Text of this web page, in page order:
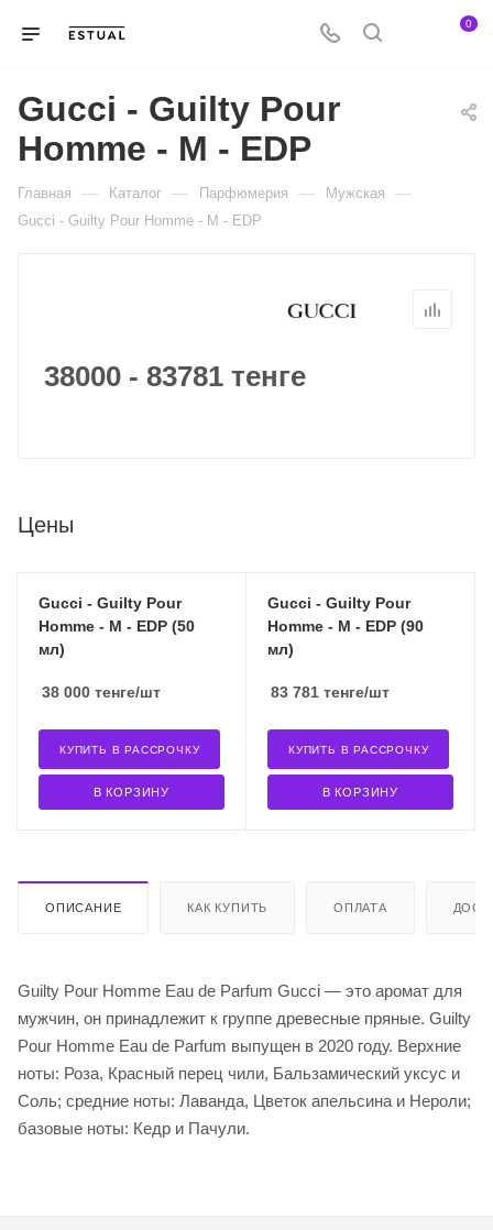
0
Gucci - Guilty Pour
Homme - M - EDP
Главная — Каталог — Парфюмерия — Мужская —
Gucci - Guilty Pour Homme - M - EDP
38000 - 83781 тенге
Цены
Gucci - Guilty Pour
Homme - M - EDP (50
мл)
38 000 тенге/шт
В КОРЗИНУ
КУПИТЬ В РАССРОЧКУ
Gucci - Guilty Pour
Homme - M - EDP (90
мл)
83 781 тенге/шт
В КОРЗИНУ
КУПИТЬ В РАССРОЧКУ
ОПИСАНИЕ КАК КУПИТЬ ОПЛАТА
Guilty Pour Homme Eau de Parfum Gucci — это аромат для
мужчин, он принадлежит к группе древесные пряные. Guilty
Pour Homme Eau de Parfum выпущен в 2020 году. Верхние
ноты: Роза, Красный перец чили, Бальзамический уксус и
Соль; средние ноты: Лаванда, Цветок апельсина и Нероли;
базовые ноты: Кедр и Пачули.